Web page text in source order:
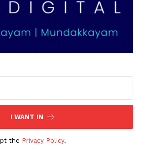
I WANT IN
the Privacy Policy.